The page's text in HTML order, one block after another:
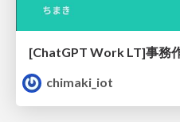
chimaki_iot